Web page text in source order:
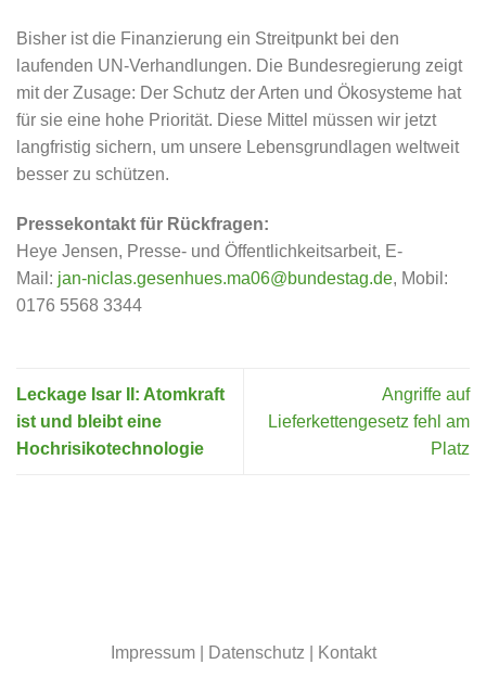
Bisher ist die Finanzierung ein Streitpunkt bei den
laufenden UN-Verhandlungen. Die Bundesregierung zeigt
mit der Zusage: Der Schutz der Arten und Ökosysteme hat
für sie eine hohe Priorität. Diese Mittel müssen wir jetzt
langfristig sichern, um unsere Lebensgrundlagen weltweit
besser zu schützen.
Pressekontakt für Rückfragen:
Heye Jensen, Presse- und Öffentlichkeitsarbeit, E-
Mail: jan-niclas.gesenhues.ma06@bundestag.de, Mobil:
0176 5568 3344
Leckage Isar II: Atomkraft
ist und bleibt eine
Hochrisikotechnologie
Angriffe auf
Lieferkettengesetz fehl am
Platz
Impressum| Datenschutz Kontakt